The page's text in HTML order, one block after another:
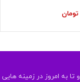
تومان
به کار کرده و تا به امروز در زمینه هایی